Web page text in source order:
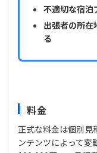
不適切な宿泊
出張者の所在
る
料金
正式な料金は個別見
ンテンツによって変